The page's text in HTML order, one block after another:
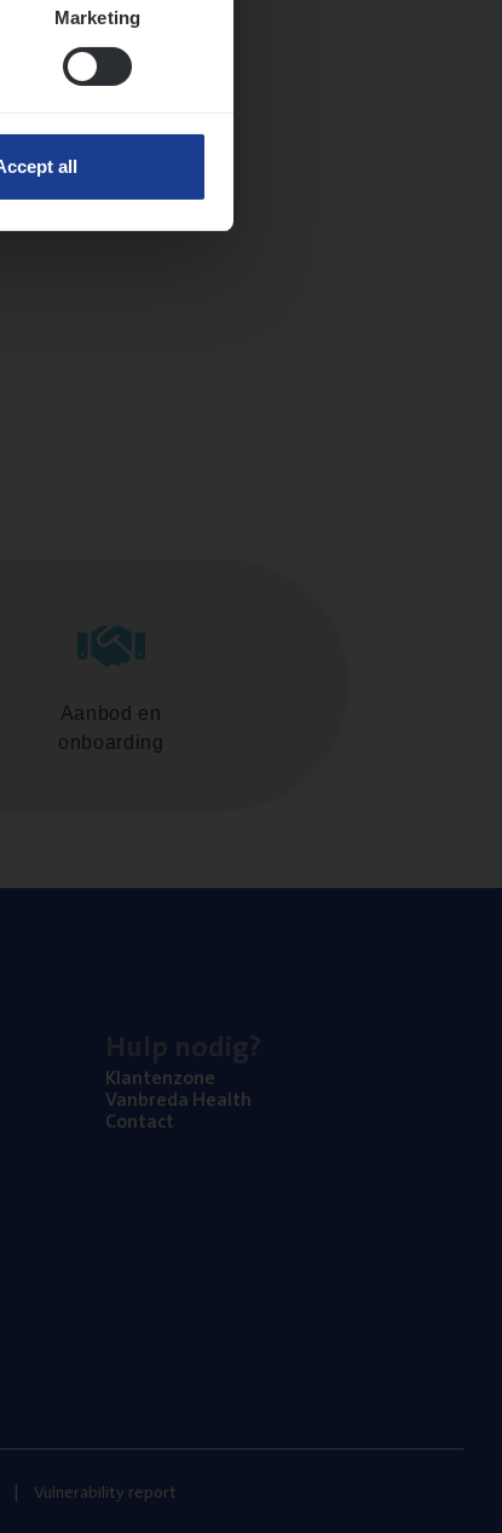
Marketing
all
Aanbod en
onboarding
Klan­ten­zo­ne
Van­b­re­da Health
Con­tact
Vulnerability report